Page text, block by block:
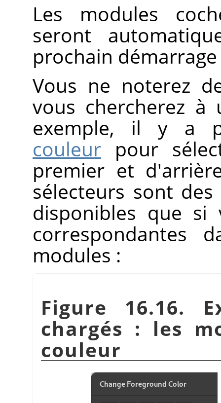
Les modules
seront
prochain
Vous ne noterez
vous chercherez à
exemple, il y a
couleur pour
premier et
sélecteurs sont
disponibles que si
correspondantes
modules :
Figure 16.16.
chargés : les
couleur